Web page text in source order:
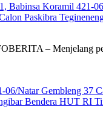
Babinsa Koramil 421-
Paskibra
– Menjelang
06/Natar Gembleng 37
Bendera HUT RI